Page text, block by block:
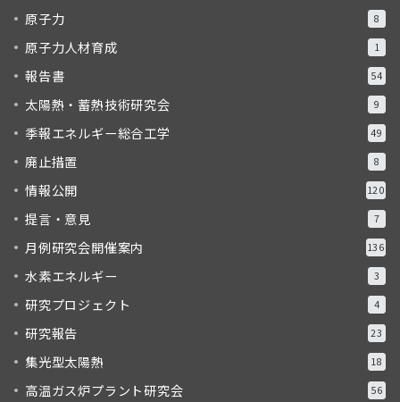
原子力 8
原子力人材育成 1
報告書 54
太陽熱・蓄熱技術研究会 9
季報エネルギー総合工学 49
廃止措置 8
情報公開 120
提言・意見 7
月例研究会開催案内 136
水素エネルギー 3
研究プロジェクト 4
研究報告 23
集光型太陽熱 18
高温ガス炉プラント研究会 56